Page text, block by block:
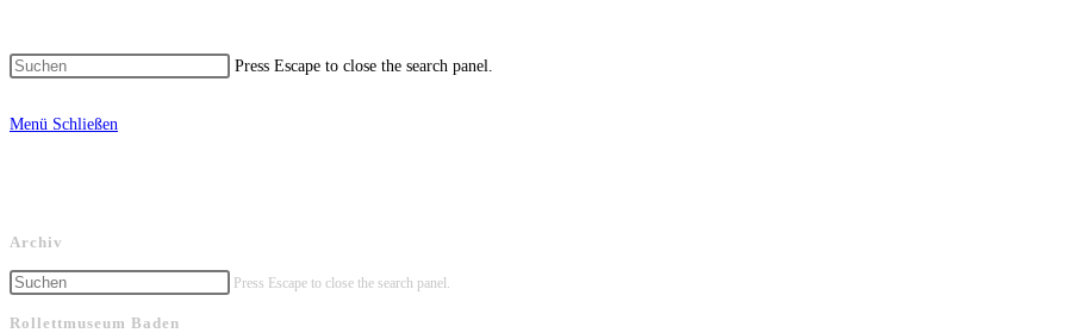
Press Escape to close the search panel.
Menü Schließen
Archiv
Press Escape to close the search panel.
Rollettmuseum Baden